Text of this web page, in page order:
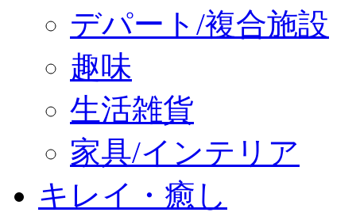
デパート/複合施設
趣味
生活雑貨
家具/インテリア
キレイ・癒し